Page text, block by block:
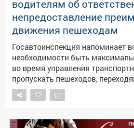
требования действующего
ответственность за управление
средством в состоянии опьянения.
Госавтоинспекции
водителям об
непредоставление
движения пешеходам
Госавтоинспекция напоминает
необходимости быть
во время управления
пропускать пешеходов,
часть по пешеходным
«Пешеходный переход» - это
заранее. На «зебру» в любой